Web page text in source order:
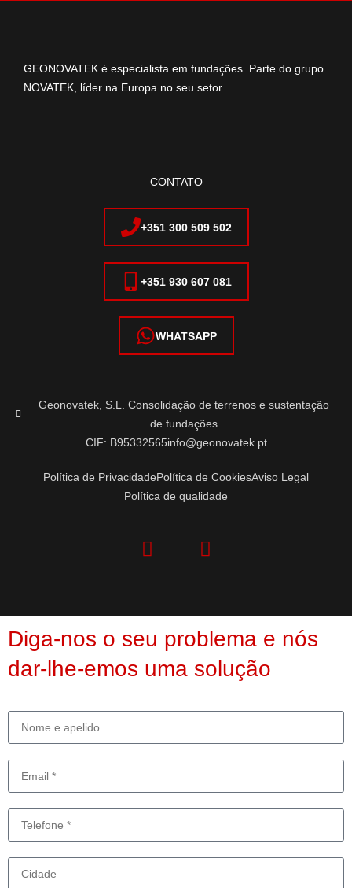
GEONOVATEK é especialista em fundações. Parte do grupo
NOVATEK, líder na Europa no seu setor
CONTATO
+351 300 509 502
+351 930 607 081
WHATSAPP
Geonovatek, S.L. Consolidação de terrenos e sustentação
de fundações
CIF: B95332565info@geonovatek.pt
Política de PrivacidadePolítica de CookiesAviso Legal
Política de qualidade
Diga-nos o seu problema e nós
dar-lhe-emos uma solução